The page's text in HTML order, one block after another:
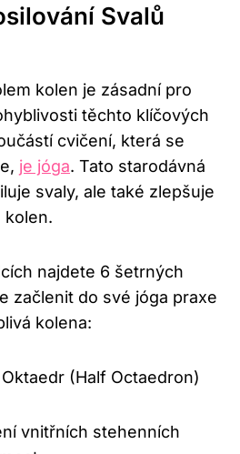
Svalů
kolen je zásadní pro
těchto klíčových
cvičení, která se
je jóga. Tato starodávná
svaly, ale také zlepšuje
kolen.
najdete 6 šetrných
začlenit do své jóga praxe
kolena:
(Half Octaedron)
vnitřních stehenních